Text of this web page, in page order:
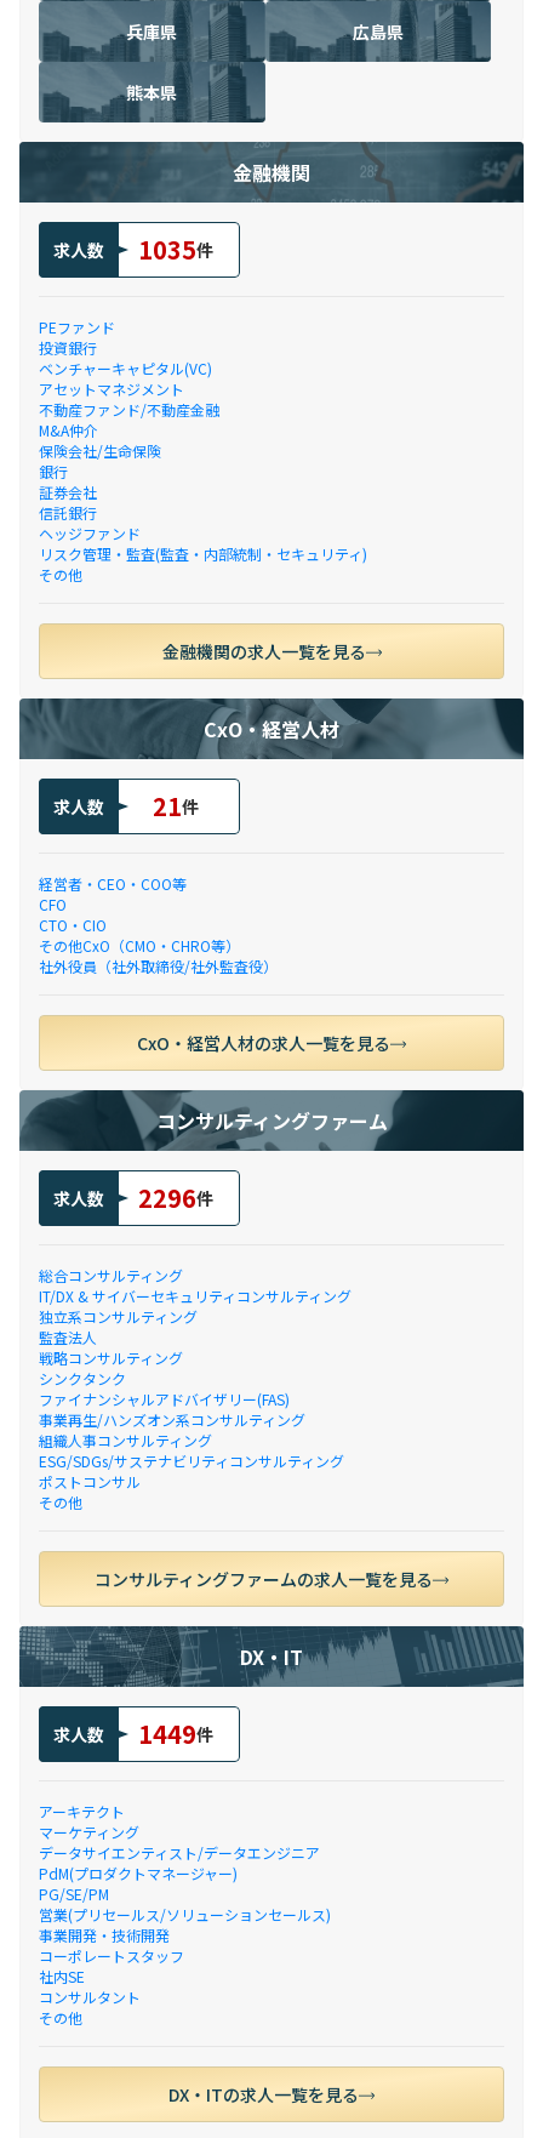
兵庫県 広島県
熊本県
金融機関
求人数 1035件
PEファンド
投資銀行
ベンチャーキャピタル(VC)
アセットマネジメント
不動産ファンド/不動産金融
M&A仲介
保険会社/生命保険
銀行
証券会社
信託銀行
ヘッジファンド
リスク管理・監査(監査・内部統制・セキュリティ)
その他
金融機関の求人一覧を見る
CxO・経営人材
求人数 21件
経営者・CEO・COO等
CFO
CTO・CIO
その他CxO（CMO・CHRO等）
社外役員（社外取締役/社外監査役）
CxO・経営人材の求人一覧を見る
コンサルティングファーム
求人数 2296件
総合コンサルティング
IT/DX & サイバーセキュリティコンサルティング
独立系コンサルティング
監査法人
戦略コンサルティング
シンクタンク
ファイナンシャルアドバイザリー(FAS)
事業再生/ハンズオン系コンサルティング
組織人事コンサルティング
ESG/SDGs/サステナビリティコンサルティング
ポストコンサル
その他
コンサルティングファームの求人一覧を見る
DX・IT
求人数 1449件
アーキテクト
マーケティング
データサイエンティスト/データエンジニア
PdM(プロダクトマネージャー)
PG/SE/PM
営業(プリセールス/ソリューションセールス)
事業開発・技術開発
コーポレートスタッフ
社内SE
コンサルタント
その他
DX・ITの求人一覧を見る